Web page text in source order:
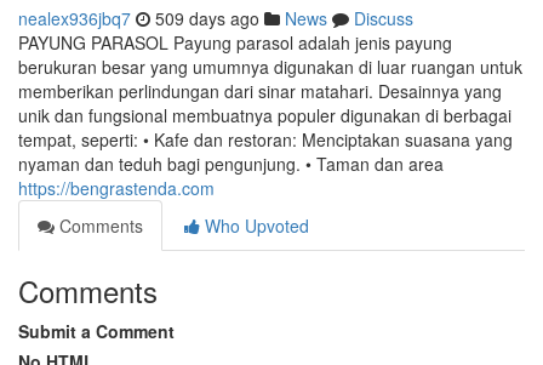
nealex936jbq7 509 days ago News
Discuss
PAYUNG PARASOL Payung parasol adalah jenis payung
berukuran besar yang umumnya digunakan di luar ruangan untuk
memberikan perlindungan dari sinar matahari. Desainnya yang
unik dan fungsional membuatnya populer digunakan di berbagai
tempat, seperti: • Kafe dan restoran: Menciptakan suasana yang
nyaman dan teduh bagi pengunjung. • Taman dan area
https://bengrastenda.com
Comments
Who Upvoted
Comments
Submit a Comment